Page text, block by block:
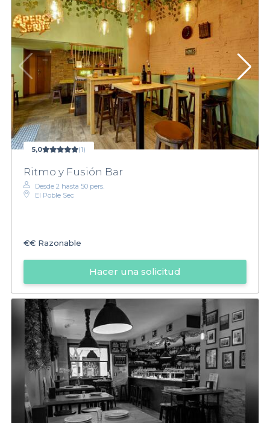
5,0 (1)
Ritmo y Fusión Bar
Desde 2 hasta 50 pers.
El Poble Sec
€€ Razonable
Hacer una solicitud